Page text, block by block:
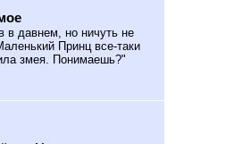
в давнем, но ничуть не
Принц все-таки
змея. Понимаешь?"